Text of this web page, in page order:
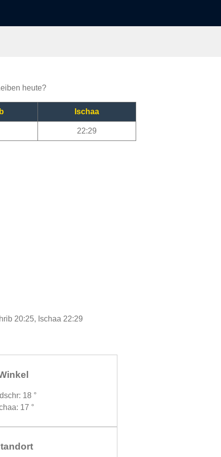
heute?
Ischaa
22:29
20:25, Ischaa 22:29
18 °
17 °